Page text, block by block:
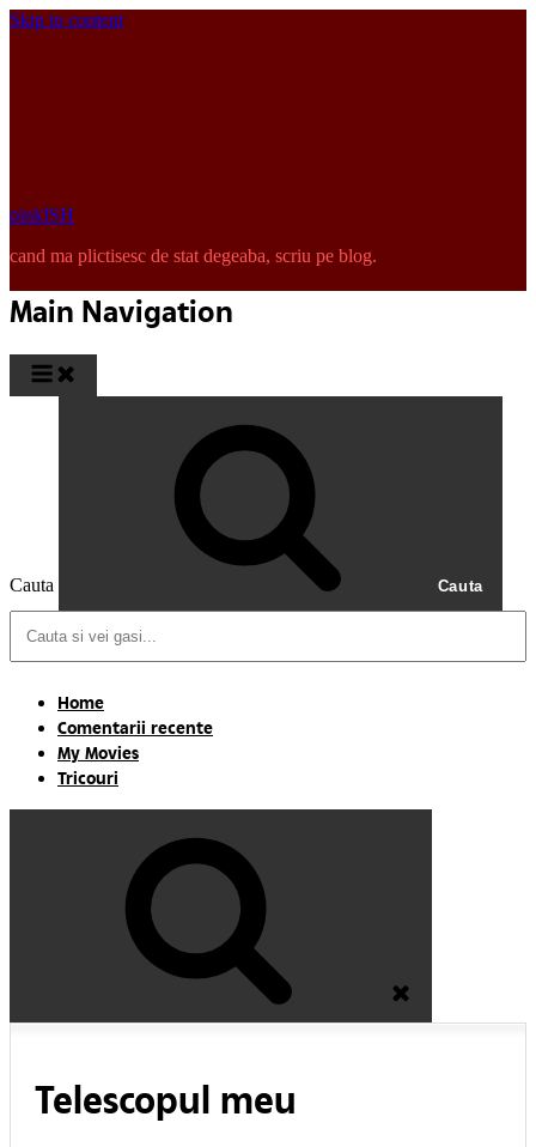
Skip to content
pinkISH
cand ma plictisesc de stat degeaba, scriu pe blog.
Main Navigation
Cauta Cauta
Home
Comentarii recente
My Movies
Tricouri
Telescopul meu